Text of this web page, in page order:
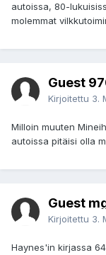
autoissa, 80-
molemmat
Guest
Kirjoitettu 3.
Milloin muuten
autoissa pitäisi olla
Guest
Kirjoitettu 3.
Haynes'in kirjassa